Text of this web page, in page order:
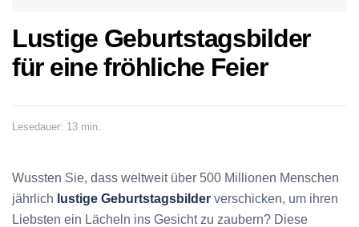
Lustige Geburtstagsbilder
für eine fröhliche Feier
Lesedauer: 13 min.
Wussten Sie, dass weltweit über 500 Millionen Menschen
jährlich lustige Geburtstagsbilder verschicken, um ihren
Liebsten ein Lächeln ins Gesicht zu zaubern? Diese